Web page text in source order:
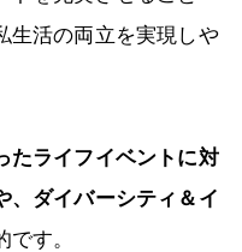
生活の両立を実現しや
たライフイベントに対
、ダイバーシティ＆イ
です。